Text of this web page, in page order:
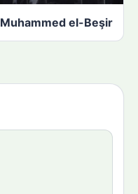
Muhammed el-Beşir